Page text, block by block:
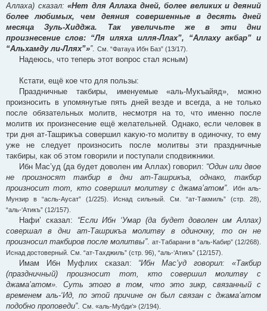
Аллаха) сказал:«Нет для Аллаха дней, более великих и деяний
более любимых, чем деяния совершенные в десять дней
месяца Зуль-Хидджа. Так увеличьте же в эти дни
произнесение слов: “Ля иляха илля-Ллах”, “Аллаху акбар” и
“Альхамду ли-Ллях”»”. См. “Фатауа Ибн Баз” (13/17).
Надеюсь, что теперь этот вопрос стал ясным)
Кстати, ещё кое что для пользы:
Праздничные такбиры, именуемые «аль-Мукъайяд», можно
произносить в упомянутые пять дней везде и всегда, а не только
после обязательных молитв, несмотря на то, что именно после
молитв их произнесение ещё желательней. Однако, если человек в
три дня ат-Ташрикъа совершил какую-то молитву в одиночку, то ему
уже не следует произносить после молитвы эти праздничные
такбиры, как об этом говорили и поступали сподвижники.
Ибн Мас’уд (да будет доволен им Аллах) говорил: “Один или двое
не произносят такбир в дни ат-Ташрикъа, однако, такбир
произносит тот, кто совершил молитву с джама’атом”.
Ибн аль-
Мунзир в “асль-Аусат” (1/225). Иснад сильный. См. “ат-Такмиль” (стр. 28),
“аль-‘Атикъ” (12/157).
Нафи’ сказал: “Если Ибн ‘Умар (да будет доволен им Аллах)
совершал в дни ат-Ташрикъа молитву в одиночку, то он не
произносил такбиров после молитвы”. ат-Табарани в “аль-Кабир” (12/268).
Иснад достоверный. См. “ат-Тахджиль” (стр. 96), “аль-‘Атикъ” (12/157).
Имам Ибн Муфлих сказал: “Ибн Мас’уд говорил: «Такбир
(праздничный) произносит тот, кто совершил молитву с
джама’атом». Суть этого в том, что это зикр, связанный с
временем аль-‘Ид, по этой причине он был связан с джама’атом
подобно проповеди”. См. «аль-Мубди’» (2/194).